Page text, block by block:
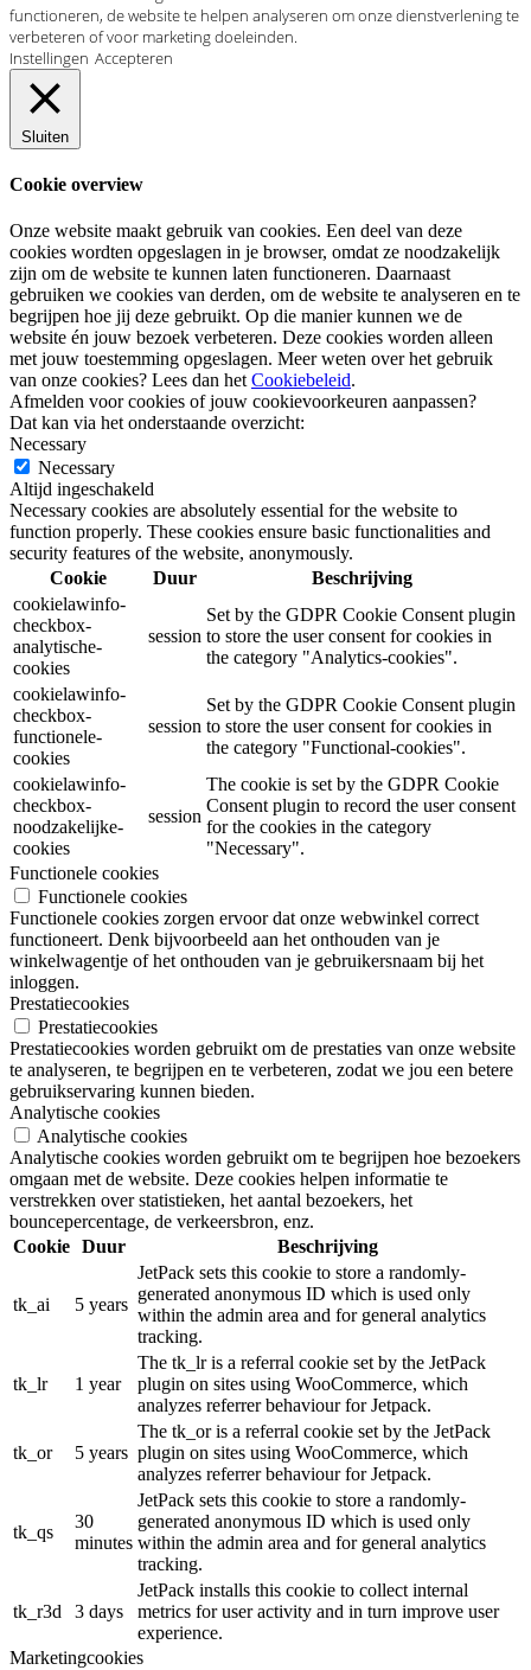
functioneren, de website te helpen analyseren om onze dienstverlening te
verbeteren of voor marketing doeleinden.
Instellingen Accepteren
Sluiten
Cookie overview
Onze website maakt gebruik van cookies. Een deel van deze
cookies wordten opgeslagen in je browser, omdat ze noodzakelijk
zijn om de website te kunnen laten functioneren. Daarnaast
gebruiken we cookies van derden, om de website te analyseren en te
begrijpen hoe jij deze gebruikt. Op die manier kunnen we de
website én jouw bezoek verbeteren. Deze cookies worden alleen
met jouw toestemming opgeslagen. Meer weten over het gebruik
van onze cookies? Lees dan het Cookiebeleid.
Afmelden voor cookies of jouw cookievoorkeuren aanpassen?
Dat kan via het onderstaande overzicht:
Necessary
Necessary
Altijd ingeschakeld
Necessary cookies are absolutely essential for the website to
function properly. These cookies ensure basic functionalities and
security features of the website, anonymously.
Cookie
Duur
Beschrijving
cookielawinfo-
checkbox-
analytische-
cookies
session
Set by the GDPR Cookie Consent plugin
to store the user consent for cookies in
the category "Analytics-cookies".
cookielawinfo-
checkbox-
functionele-
cookies
session
Set by the GDPR Cookie Consent plugin
to store the user consent for cookies in
the category "Functional-cookies".
cookielawinfo-
checkbox-
noodzakelijke-
cookies
session
The cookie is set by the GDPR Cookie
Consent plugin to record the user consent
for the cookies in the category
"Necessary".
Functionele cookies
Functionele cookies
Functionele cookies zorgen ervoor dat onze webwinkel correct
functioneert. Denk bijvoorbeeld aan het onthouden van je
winkelwagentje of het onthouden van je gebruikersnaam bij het
inloggen.
Prestatiecookies
Prestatiecookies
Prestatiecookies worden gebruikt om de prestaties van onze website
te analyseren, te begrijpen en te verbeteren, zodat we jou een betere
gebruikservaring kunnen bieden.
Analytische cookies
Analytische cookies
Analytische cookies worden gebruikt om te begrijpen hoe bezoekers
omgaan met de website. Deze cookies helpen informatie te
verstrekken over statistieken, het aantal bezoekers, het
bouncepercentage, de verkeersbron, enz.
Cookie Duur Beschrijving
tk_ai 5 years
JetPack sets this cookie to store a randomly-
generated anonymous ID which is used only
within the admin area and for general analytics
tracking.
tk_lr 1 year
The tk_lr is a referral cookie set by the JetPack
plugin on sites using WooCommerce, which
analyzes referrer behaviour for Jetpack.
tk_or 5 years
The tk_or is a referral cookie set by the JetPack
plugin on sites using WooCommerce, which
analyzes referrer behaviour for Jetpack.
tk_qs
30
minutes
JetPack sets this cookie to store a randomly-
generated anonymous ID which is used only
within the admin area and for general analytics
tracking.
tk_r3d 3 days
JetPack installs this cookie to collect internal
metrics for user activity and in turn improve user
experience.
Marketingcookies